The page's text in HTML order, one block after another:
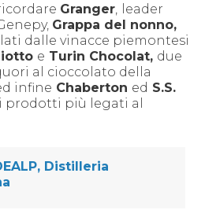
Granger
leader
Grappa del nonno,
dalle vinacce piemontesi
e Turin Chocolat, due
al cioccolato della
infine Chaberton ed S.S.
prodotti più legati a
Distilleria